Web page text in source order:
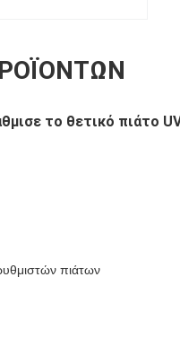
το θετικό πιάτο
πιάτων